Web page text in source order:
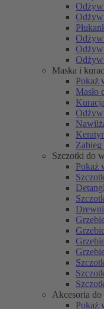
Maska i
Pokaż
Masło
Zabieg
Szczotki do
Pokaż
Akcesoria do
Pokaż